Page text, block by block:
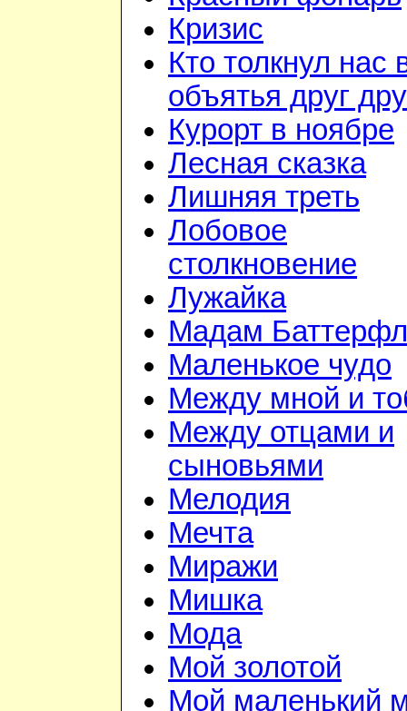
Кризис
Кто толкнул нас
объятья друг
Курорт в ноябре
Лесная сказка
Лишняя треть
Лобовое
столкновение
Лужайка
Мадам
Маленькое чудо
Между мной и
Между отцами и
сыновьями
Мелодия
Мечта
Миражи
Мишка
Мода
Мой золотой
Мой маленький